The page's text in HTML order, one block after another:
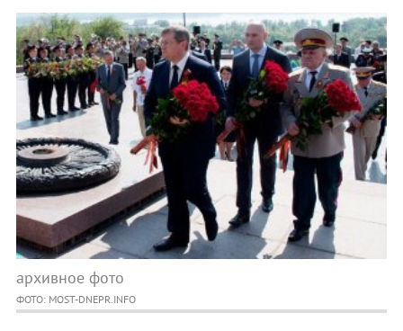
архивное фото
ФОТО: MOST-DNEPR.INFO